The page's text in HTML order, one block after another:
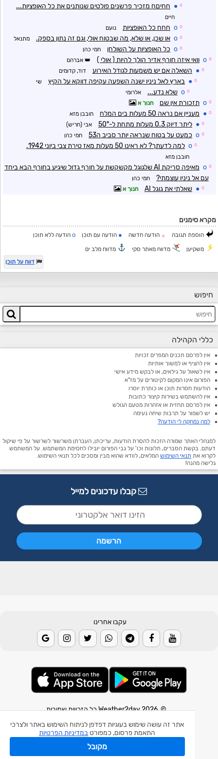
אתר זה עושה שימוש בעוגיות דפדפן לניתוח השימוש באתר ולצרכי
התאמת פרסום, כמפורט במדיניות הפרטיות
מקובל
☼
● חחיםח מזכיר פרשנים פולטים שנותנים את כל האופציות...
חיים
☼
o חחח כל האופציות נועם
☼
o או שכן, או שלא, מה שבטוח אולי, וגם זה נתון בספק. מתנאל
☼
o כל האופציות על השולחן חמי כהן
☼
o וואי איזה חורף אדיר הולך להיות ( אולי ) אברהם
☼
● השאלה אם יש משמעות לגודל האירוע דוד, קדומים
☼
● בארץ לאל ניניו ישנה השפעה עקיפה דווקא על הקיץ שי
☼
o שלא נדע... אלרומי
☼
o תזכורת אין שם חנוך א
☼
● מעניין אם נראה 50 מעלות בים המלח חובבן מזא
☼
● ליתר דיוק 0.3 מעלות מתחת ל-50° אבי (חריש)
☼
o כמעט על בטוח שנראה יותר סביב ה53 חמי כהן
☼
o למה לדעתך? לא ראינו 50 מעלות מאז טירת צבי ביוני 1942.
חובבן מזא
☼
o
מאיפה סריקת AI שלגוגל מקשקשת על חורף גדול שיגיע בחורף הבא ביחד
עם אל ניניו עוצמתי?
חמי כהן
☼
● שאלתי את גוגל AI חנוך א
מקרא סימנים
הוספת תגובה ☼ הודעה חדשה ● הודעה עם תוכן o הודעה ללא תוכן
משקיען מדווח מאתר סקי
מדווח מלב ים
דווח על תוכן
חיפוש
כללי הקהילה
אין לפרסם תכנים המפרים זכויות
אין להציף או למשוך אותיות
אין לשאול על גילאים, או לבקש מידע אישי
הפורום אינו המקום לקיטורים על מז"א
הודעות חסרות תוכן או כותרת יוסרו
אין להשתמש בשירות קיצור כתובות
אין לפרסם תחזית או אזהרות מטעם הגולש
יש לשמור על תרבות שיחה נעימה
למה נמחקה לי הודעה?
למנהלי האתר שמורה הזכות להסרת הודעות, עריכתן, העברתן משרשור לשרשור על פי שיקול
דעתם. בקשת הסברים, תלונות וכו' על גבי הפורום יובילו לחסימת המשתמש. על המשתמש
לקרוא את תנאי השימוש המלאים, לוודא שהוא מבין ומסכים לכל תנאי השימוש.
גלישה מהנה!
קבלו עדכונים למייל
עקבו אחרינו
© 2026 Weather2day כל הזכויות שמורות
אפליקצית מזג אוויר
אפליקצית מכ"ם גשם